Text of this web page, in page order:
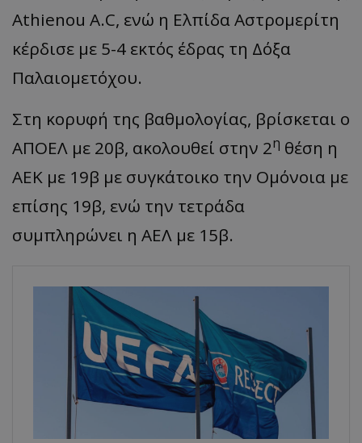
Athienou A.C, ενώ η Ελπίδα Αστρομερίτη
κέρδισε με 5-4 εκτός έδρας τη Δόξα
Παλαιομετόχου.
Στη κορυφή της βαθμολογίας, βρίσκεται ο
ΑΠΟΕΛ με 20β, ακολουθεί στην 2η θέση η
ΑΕΚ με 19β με συγκάτοικο την Ομόνοια με
επίσης 19β, ενώ την τετράδα
συμπληρώνει η ΑΕΛ με 15β.